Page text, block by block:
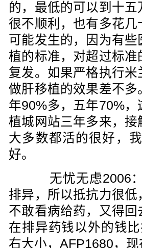
的，最低的可以到十
很不顺利，也有多花
可能发生的，因为有
植的标准，对超过标
复发。如果严格执行
做肝移植的效果差不
年90%多，五年70%
植城网站三年多来，
大多数都活的很好，
好。
无忧无虑2006：
排异，所以抵抗力很
不敢看病给药，又得
在排异药钱以外的钱
右大小，AFP1680，